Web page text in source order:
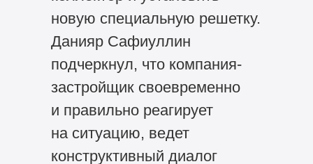
новую специальную решетку.
Данияр Сафиуллин
подчеркнул, что компания-
застройщик своевременно
и правильно реагирует
на ситуацию, ведет
конструктивный диалог